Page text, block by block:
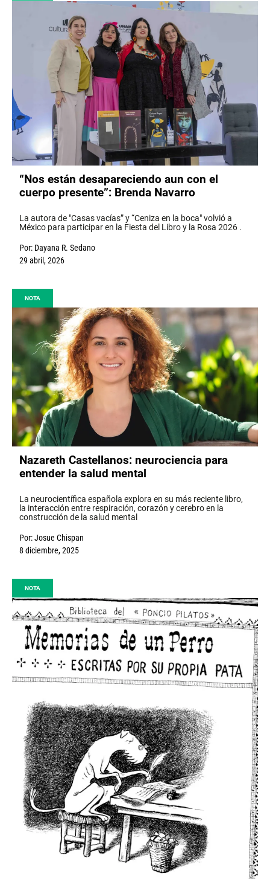
“Nos están desapareciendo aun con el
cuerpo presente”: Brenda Navarro
La autora de "Casas vacías” y “Ceniza en la boca" volvió a
México para participar en la Fiesta del Libro y la Rosa 2026 .
Por: Dayana R. Sedano
29 abril, 2026
NOTA
Nazareth Castellanos: neurociencia para
entender la salud mental
La neurocientífica española explora en su más reciente libro,
la interacción entre respiración, corazón y cerebro en la
construcción de la salud mental
Por:Josue Chispan
8 diciembre, 2025
NOTA